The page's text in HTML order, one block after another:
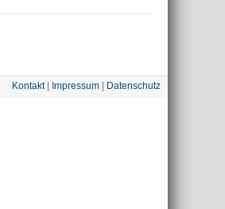
Kontakt| Impressum Datenschutz